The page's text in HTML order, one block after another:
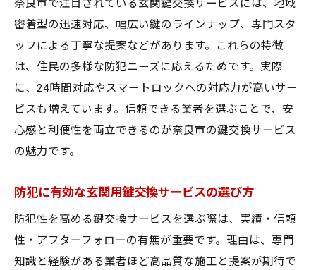
奈良市で注目されている玄関鍵交換サービスには、地域
密着型の迅速対応、幅広い鍵のラインナップ、専門スタ
ッフによる丁寧な提案などがあります。これらの特徴
は、住民の多様な防犯ニーズに応えるためです。実際
に、24時間対応やスマートロックへの対応力が高いサー
ビスも増えています。信頼できる業者を選ぶことで、安
心感と利便性を両立できるのが奈良市の鍵交換サービス
の魅力です。
防犯に有効な玄関用鍵交換サービスの選び方
防犯性を高める鍵交換サービスを選ぶ際は、実績・信頼
性・アフターフォローの有無が重要です。理由は、専門
知識と経験がある業者ほど高品質な施工と提案が期待で